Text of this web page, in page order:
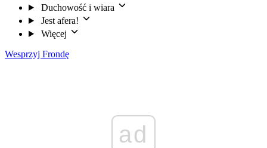
Duchowość i wiara
Jest afera!
Więcej
Wesprzyj Frondę
ad